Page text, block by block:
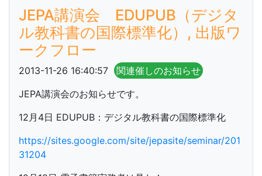
JEPA講演会 EDUPUB（デジタ
ル教科書の国際標準化）, 出版ワ
ークフロー
2013-11-26 16:40:57
関連催しのお知らせ
JEPA講演会のお知らせです。
12月4日 EDUPUB：デジタル教科書の国際標準化
https://sites.google.com/site/jepasite/seminar/201
31204